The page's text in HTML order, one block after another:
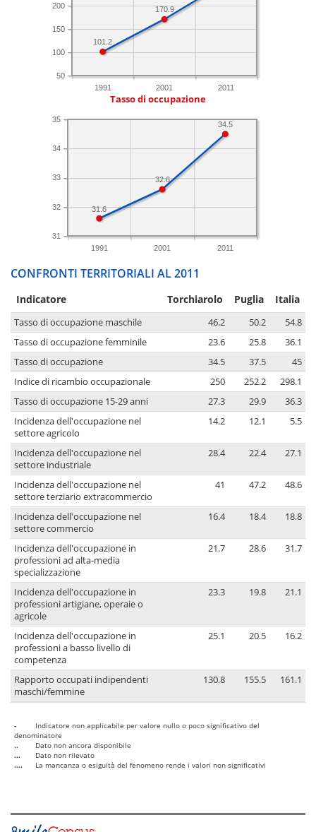
1991 2001 2011
50
100
150
200 170.9
101.2
Tasso di occupazione
1991 2001 2011
31
32
33
34
35
34.5
32.6
31.6
CONFRONTI TERRITORIALI AL 2011
Indicatore Torchiarolo Puglia Italia
Tasso di occupazione maschile 46.2 50.2
54.8
Tasso di occupazione femminile
23.6 25.8
36.1
Tasso di occupazione
34.5 37.5
45
Indice di ricambio occupazionale
250 252.2
298.1
Tasso di occupazione 15-29 anni
27.3 29.9
36.3
Incidenza dell'occupazione nel
settore agricolo
14.2 12.1 5.5
Incidenza dell'occupazione nel
settore industriale
28.4 22.4 27.1
Incidenza dell'occupazione nel
settore terziario extracommercio
41 47.2 48.6
Incidenza dell'occupazione nel
settore commercio
16.4 18.4 18.8
Incidenza dell'occupazione in
professioni ad alta-media
specializzazione
21.7 28.6 31.7
Incidenza dell'occupazione in
professioni artigiane, operaie o
agricole
23.3 19.8 21.1
Incidenza dell'occupazione in
professioni a basso livello di
competenza
25.1 20.5 16.2
Rapporto occupati indipendenti
maschi/femmine
130.8 155.5 161.1
-
Indicatore non applicabile per valore nullo o poco significativo del
denominatore
..
Dato non ancora disponibile
...
Dato non rilevato
....
La mancanza o esiguità del fenomeno rende i valori non significativi